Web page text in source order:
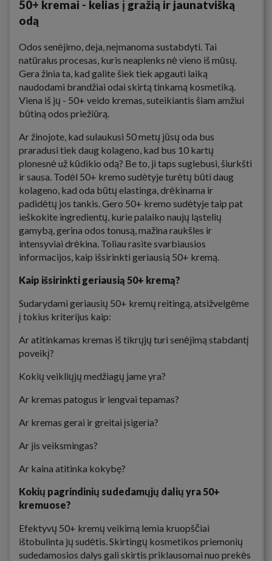
50+ kremai - kelias į gražią ir jaunatvišką
odą
Odos senėjimo, deja, neįmanoma sustabdyti. Tai
natūralus procesas, kuris neaplenks nė vieno iš mūsų.
Gera žinia ta, kad galite šiek tiek apgauti laiką
naudodami brandžiai odai skirtą tinkamą kosmetiką.
Viena iš jų - 50+ veido kremas, suteikiantis šiam amžiui
būtiną odos priežiūrą.
Ar žinojote, kad sulaukusi 50 metų jūsų oda bus
praradusi tiek daug kolageno, kad bus 10 kartų
plonesnė už kūdikio odą? Be to, ji taps suglebusi, šiurkšti
ir sausa. Todėl 50+ kremo sudėtyje turėtų būti daug
kolageno, kad oda būtų elastinga, drėkinama ir
padidėtų jos tankis. Gero 50+ kremo sudėtyje taip pat
ieškokite ingredientų, kurie palaiko naujų ląstelių
gamybą, gerina odos tonusą, mažina raukšles ir
intensyviai drėkina. Toliau rasite svarbiausios
informacijos, kaip išsirinkti geriausią 50+ kremą.
Kaip išsirinkti geriausią 50+ kremą?
Sudarydami geriausių 50+ kremų reitingą, atsižvelgėme
į tokius kriterijus kaip:
Ar atitinkamas kremas iš tikrųjų turi senėjimą stabdantį
poveikį?
Kokių veikliųjų medžiagų jame yra?
Ar kremas patogus ir lengvai tepamas?
Ar kremas gerai ir greitai įsigeria?
Ar jis veiksmingas?
Ar kaina atitinka kokybę?
Kokių pagrindinių sudedamųjų dalių yra 50+
kremuose?
Efektyvų 50+ kremų veikimą lemia kruopščiai
ištobulinta jų sudėtis. Skirtingų kosmetikos priemonių
sudedamosios dalys gali skirtis priklausomai nuo prekės